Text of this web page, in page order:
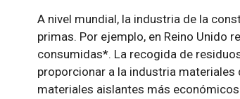
A nivel mundial, la industria de la
primas. Por ejemplo, en Reino Unido
consumidas*. La recogida de
proporcionar a la industria
materiales aislantes más